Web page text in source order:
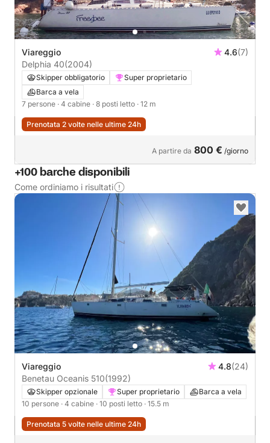
Viareggio 4.6(7)
Delphia 40(2004)
Skipper obbligatorio
Super proprietario
Barca a vela
7 persone · 4 cabine · 8 posti letto · 12 m
Prenotata 2 volte nelle ultime 24h
A partire da 800 € /giorno
+100 barche disponibili
Come ordiniamo i risultati
Viareggio 4.8(24)
Benetau Oceanis 510(1992)
Skipper opzionale Super proprietario
Barca a vela
10 persone · 4 cabine · 10 posti letto · 15.5 m
Prenotata 5 volte nelle ultime 24h